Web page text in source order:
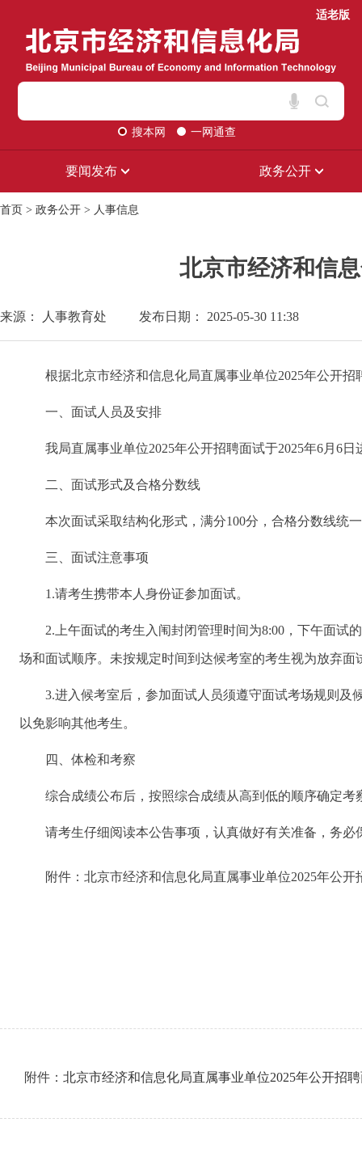
适老版
搜本网 一网通查
要闻发布 政务公开
首页 > 政务公开 > 人事信息
北京市经济和信
来源： 人事教育处 发布日期： 2025-05-30 11:38
根据北京市经济和信息化局直属事业单位2025年公开招
一、面试人员及安排
我局直属事业单位2025年公开招聘面试于2025年6月6日
二、面试形式及合格分数线
本次面试采取结构化形式，满分100分，合格分数线统一
三、面试注意事项
1.请考生携带本人身份证参加面试。
2.上午面试的考生入闱封闭管理时间为8:00，下午面试的
场和面试顺序。未按规定时间到达候考室的考生视为放弃面
3.进入候考室后，参加面试人员须遵守面试考场规则及
以免影响其他考生。
四、体检和考察
综合成绩公布后，按照综合成绩从高到低的顺序确定考
请考生仔细阅读本公告事项，认真做好有关准备，务必
附件：北京市经济和信息化局直属事业单位2025年公开
附件： 北京市经济和信息化局直属事业单位2025年公开招